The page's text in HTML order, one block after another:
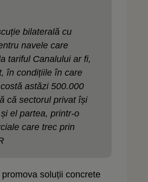
bilaterală cu
navele care
tariful Canalului ar fi,
în condițiile în care
astăzi 500.000
că sectorul privat își
el partea, printr-o
care trec prin
soluții concrete